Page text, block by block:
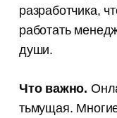
разработчика,
работать
души.
Что важно.
тьмущая.